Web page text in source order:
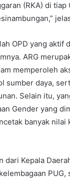
(RKA) di tiap
OPD yang aktif
ARG
memperoleh
sumber daya,
Selain itu,
Gender yang
banyak nilai
Kepala
PUG,